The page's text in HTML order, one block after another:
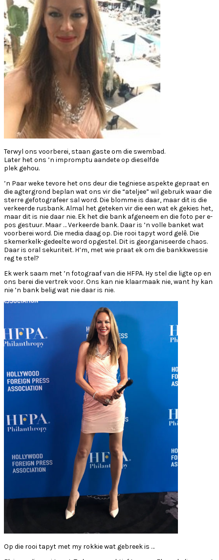
Terwyl ons voorberei, staan gaste om die swembad.
Later het ons ’n impromptu aandete op dieselfde
plek gehou.
’n Paar weke tevore het ons deur die tegniese aspekte gepraat en
die agtergrond beplan wat ons vir die “ateljee” wil gebruik waar die
sterre gefotografeer sal word. Die blomme is daar, maar dit is die
verkeerde rusbank. Almal het geteken vir die een wat ek gekies het,
maar dit is nie daar nie. Ek het die bank afgeneem en die foto per e-
pos gestuur. Maar … Verkeerde bank. Daar is ’n volle banket wat
voorberei word. Die media daag op. Die rooi tapyt word gelê. Die
skemerkelk-gedeelte word opgestel. Dit is georganiseerde chaos.
Daar is oral sekuriteit. H’m, met wie praat ek om die bankkwessie
reg te stel?
Ek werk saam met ’n fotograaf van die HFPA. Hy stel die ligte op en
ons berei die vertrek voor. Ons kan nie klaarmaak nie, want hy kan
nie ’n bank belig wat nie daar is nie.
Op die rooi tapyt met my rokkie wat gebreek is …